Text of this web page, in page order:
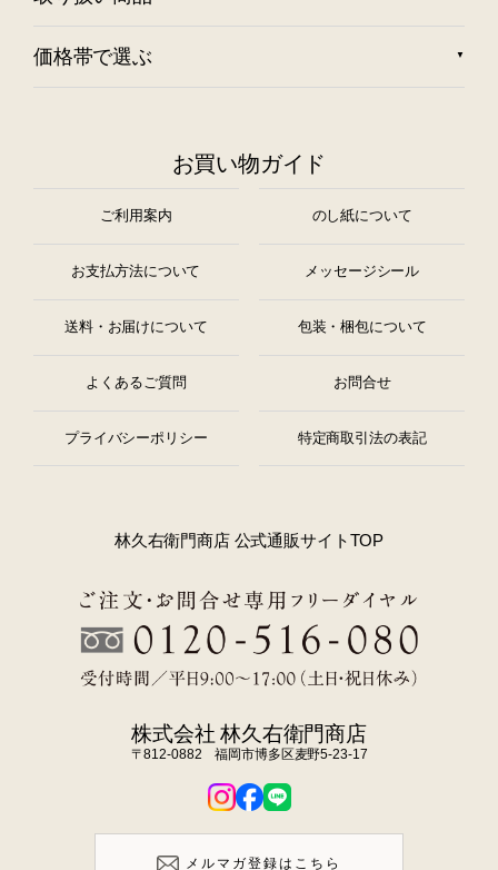
価格帯で選ぶ
お買い物ガイド
ご利用案内 のし紙について
お支払方法について メッセージシール
送料・お届けについて 包装・梱包について
よくあるご質問 お問合せ
プライバシーポリシー 特定商取引法の表記
林久右衛門商店 公式通販サイトTOP
株式会社 林久右衛門商店
〒812-0882 福岡市博多区麦野5-23-17
メルマガ登録はこちら